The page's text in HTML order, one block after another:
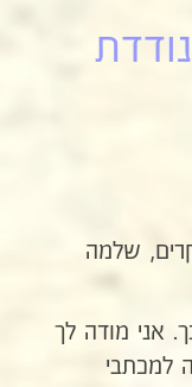
ילדים יקרים, שלמה
אני מודה לך
למכתבי